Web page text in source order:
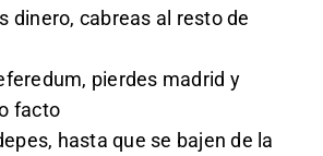
dinero, cabreas al resto de
pierdes madrid y
facto
hasta que se bajen de la